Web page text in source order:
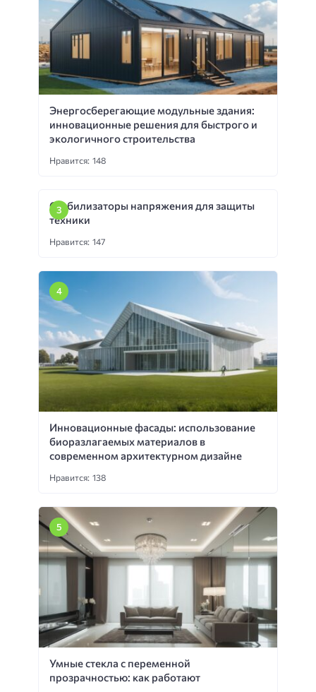
Энергосберегающие модульные здания:
инновационные решения для быстрого и
экологичного строительства
Нравится: 148
Стабилизаторы напряжения для защиты
техники
Нравится: 147
Инновационные фасады: использование
биоразлагаемых материалов в
современном архитектурном дизайне
Нравится: 138
Умные стекла с переменной
прозрачностью: как работают